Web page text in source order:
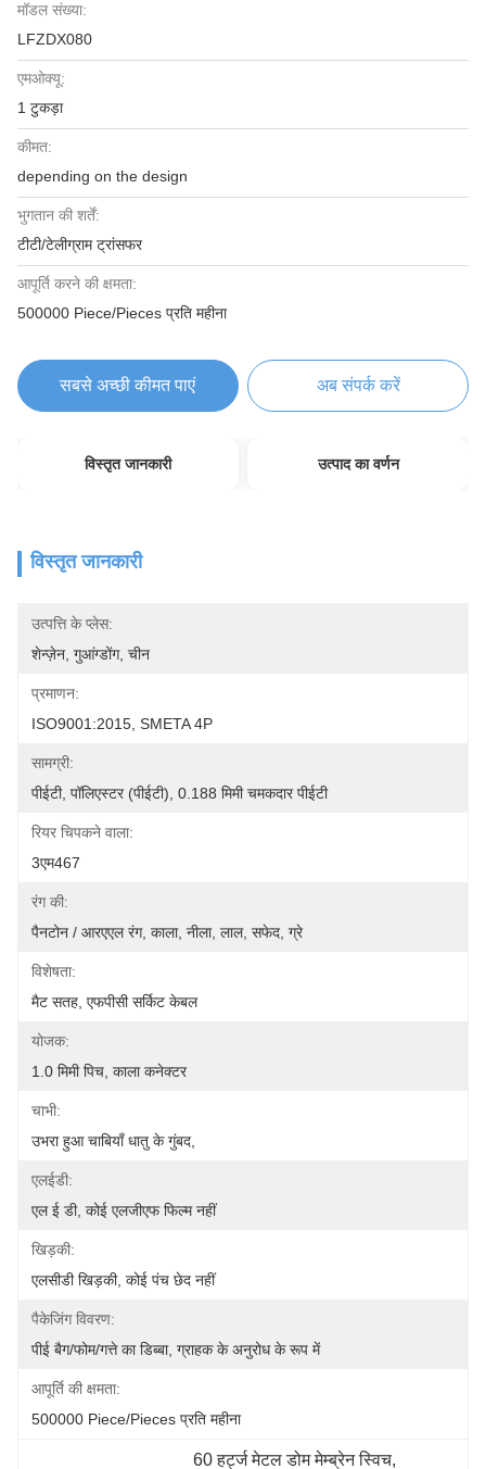
मॉडल संख्या:
LFZDX080
एमओक्यू:
1 टुकड़ा
कीमत:
depending on the design
भुगतान की शर्तें:
टीटी/टेलीग्राम ट्रांसफर
आपूर्ति करने की क्षमता:
500000 Piece/Pieces प्रति महीना
सबसे अच्छी कीमत पाएं अब संपर्क करें
विस्तृत जानकारी उत्पाद का वर्णन
विस्तृत जानकारी
उत्पत्ति के प्लेस:
शेन्ज़ेन, गुआंग्डोंग, चीन
प्रमाणन:
ISO9001:2015, SMETA 4P
सामग्री:
पीईटी, पॉलिएस्टर (पीईटी), 0.188 मिमी चमकदार पीईटी
रियर चिपकने वाला:
3एम467
रंग की:
पैनटोन / आरएएल रंग, काला, नीला, लाल, सफेद, ग्रे
विशेषता:
मैट सतह, एफपीसी सर्किट केबल
योजक:
1.0 मिमी पिच, काला कनेक्टर
चाभी:
उभरा हुआ चाबियाँ धातु के गुंबद,
एलईडी:
एल ई डी, कोई एलजीएफ फिल्म नहीं
खिड़की:
एलसीडी खिड़की, कोई पंच छेद नहीं
पैकेजिंग विवरण:
पीई बैग/फोम/गत्ते का डिब्बा, ग्राहक के अनुरोध के रूप में
आपूर्ति की क्षमता:
500000 Piece/Pieces प्रति महीना
60 हर्ट्ज मेटल डोम मेम्ब्रेन स्विच,